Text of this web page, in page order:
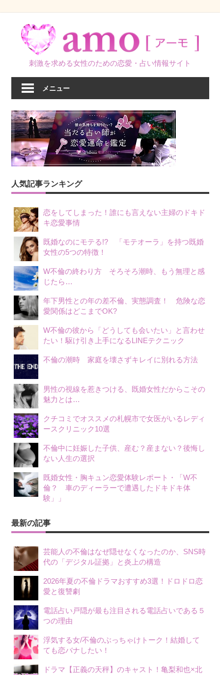
刺激を求める女性のための恋愛・占い情報サイト
メニュー
人気記事ランキング
恋をしてしまった！誰にも言えない主婦のドキド
キ恋愛事情
既婚なのにモテる!? 「モテオーラ」を持つ既婚
女性の5つの特徴！
W不倫の終わり方 そろそろ潮時、もう無理と感
じたら…
年下男性との年の差不倫、実態調査！ 危険な恋
愛関係はどこまでOK?
W不倫の彼から「どうしても会いたい」と言わせ
たい！駆け引き上手になるLINEテクニック
不倫の潮時 家庭を壊さずキレイに別れる方法
男性の視線を惹きつける、既婚女性だからこその
魅力とは…
クチコミでオススメの札幌市で女医がいるレディ
ースクリニック10選
不倫中に妊娠した子供、産む？産まない？後悔し
ない人生の選択
既婚女性・胸キュン恋愛体験レポート・「W不
倫？ 車のディーラーで遭遇したドキドキ体
験」」
最新の記事
芸能人の不倫はなぜ隠せなくなったのか、SNS時
代の「デジタル証拠」と炎上の構造
2026年夏の不倫ドラマおすすめ3選！ドロドロ恋
愛と復讐劇
電話占い戸隠が最も注目される電話占いである５
つの理由
浮気する女/不倫のぶっちゃけトーク！結婚して
ても恋バナしたい！
ドラマ【正義の天秤】のキャスト！亀梨和也×北